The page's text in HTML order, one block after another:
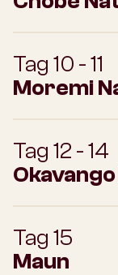
Tag 10 - 11
Moremi
Tag 12 - 14
Tag 15
Maun